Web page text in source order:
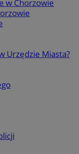
w Chorzowie
Urzędzie Miasta?